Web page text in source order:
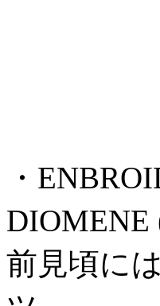
・
前見頃に